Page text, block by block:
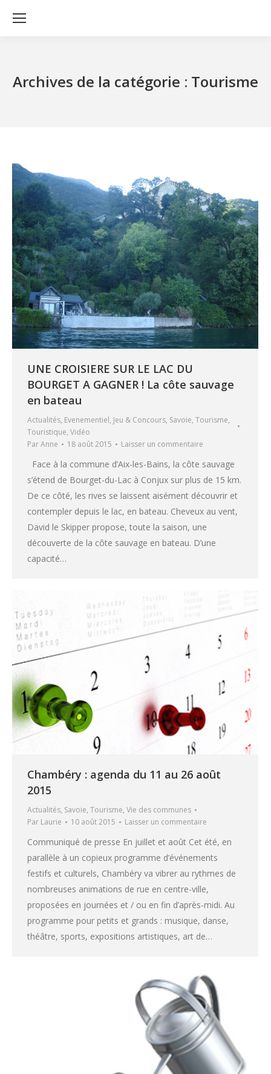
Archives de la catégorie : Tourisme
UNE CROISIERE SUR LE LAC DU
BOURGET A GAGNER ! La côte sauvage
en bateau
Actualités, Evenementiel, Jeu & Concours, Savoie, Tourisme,
Touristique, Vidéo
ParAnne 18 août 2015 Laisser un commentaire
Face à la commune d’Aix-les-Bains, la côte sauvage
s’étend de Bourget-du-Lac à Conjux sur plus de 15 km.
De ce côté, les rives se laissent aisément découvrir et
contempler depuis le lac, en bateau. Cheveux au vent,
David le Skipper propose, toute la saison, une
découverte de la côte sauvage en bateau. D’une
capacité…
Chambéry : agenda du 11 au 26 août
2015
Actualités, Savoie, Tourisme, Vie des communes
Par Laurie 10 août 2015 Laisser un commentaire
Communiqué de presse En juillet et août Cet été, en
parallèle à un copieux programme d’événements
festifs et culturels, Chambéry va vibrer au rythmes de
nombreuses animations de rue en centre-ville,
proposées en journées et / ou en fin d’après-midi. Au
programme pour petits et grands : musique, danse,
théâtre, sports, expositions artistiques, art de…